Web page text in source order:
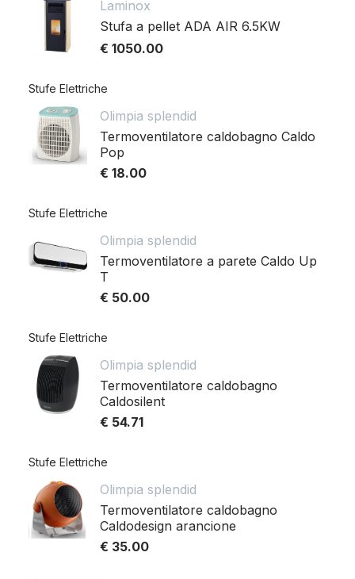
Laminox
Stufa a pellet ADA AIR 6.5KW
€ 1050.00
Stufe Elettriche
Olimpia splendid
Termoventilatore caldobagno Caldo
Pop
€ 18.00
Stufe Elettriche
Olimpia splendid
Termoventilatore a parete Caldo Up
T
€ 50.00
Stufe Elettriche
Olimpia splendid
Termoventilatore caldobagno
Caldosilent
€ 54.71
Stufe Elettriche
Olimpia splendid
Termoventilatore caldobagno
Caldodesign arancione
€ 35.00